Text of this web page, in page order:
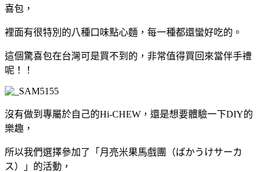
喜包，
裡面有很特別的八種口味點心麵，每一種都還蠻好吃的。
這個驚喜包在台灣可是買不到的，非常值得買回來當伴手禮
呢！！
沒有做到專屬於自己的Hi-CHEW，還是想要體驗一下DIY的
樂趣，
所以我們選擇參加了「月亮米果馬戲團（ばかうけサーカ
ス）」的活動，